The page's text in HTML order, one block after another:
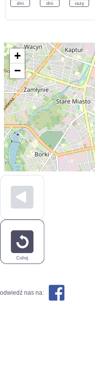
dni dni razy
+
−
Cofnij
odwiedź nas na: